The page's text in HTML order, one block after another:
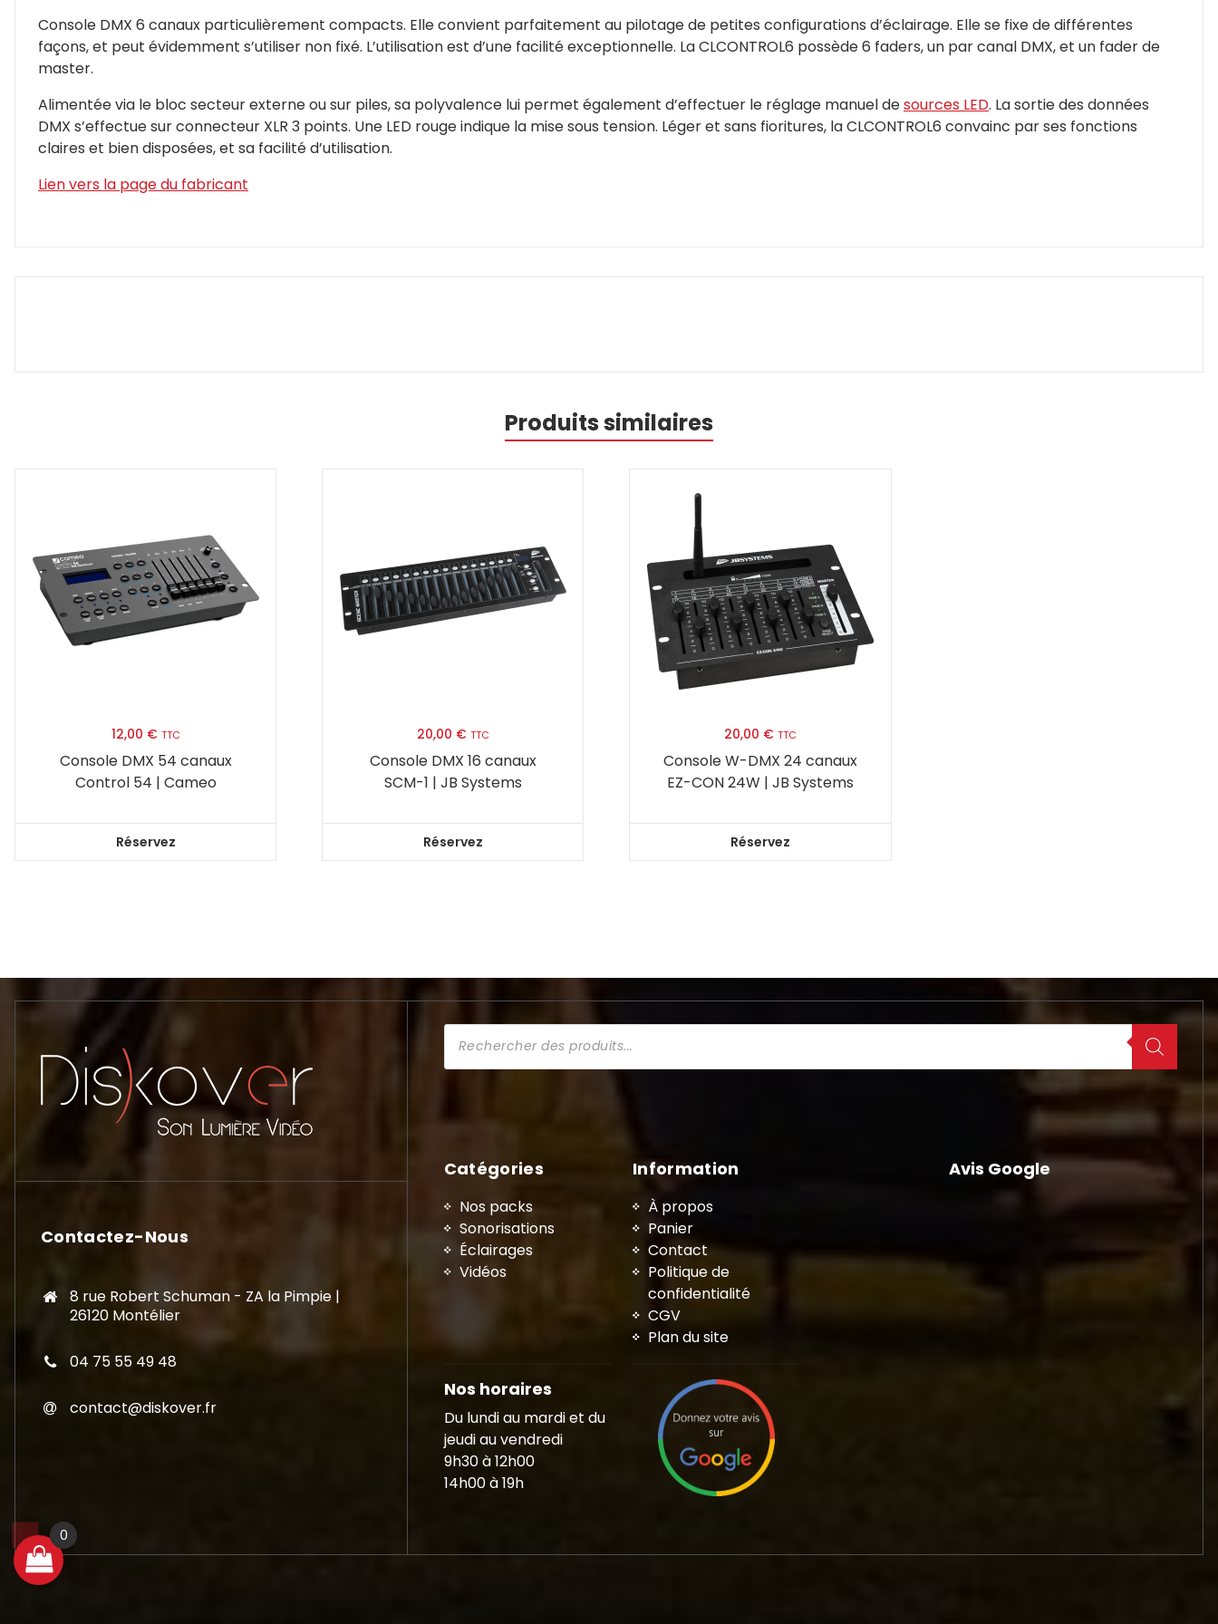
Console DMX 6 canaux particulièrement compacts. Elle convient parfaitement au pilotage de petites configurations d’éclairage. Elle se fixe de différentes
façons, et peut évidemment s’utiliser non fixé. L’utilisation est d’une facilité exceptionnelle. La CLCONTROL6 possède 6 faders, un par canal DMX, et un fader de
master.
Alimentée via le bloc secteur externe ou sur piles, sa polyvalence lui permet également d’effectuer le réglage manuel desources LED. La sortie des données
DMX s’effectue sur connecteur XLR 3 points. Une LED rouge indique la mise sous tension. Léger et sans fioritures, la CLCONTROL6 convainc par ses fonctions
claires et bien disposées, et sa facilité d’utilisation.
Lien vers la page du fabricant
Produits similaires
12,00 € TTC
Console DMX 54 canaux
Control 54 | Cameo
Réservez
20,00 € TTC
Console DMX 16 canaux
SCM-1 | JB Systems
Réservez
20,00 € TTC
Console W-DMX 24 canaux
EZ-CON 24W | JB Systems
Réservez
Contactez-Nous
8 rue Robert Schuman - ZA la Pimpie |
26120 Montélier
04 75 55 49 48
contact@diskover.fr
Recherche
de
Catégories
Nos packs
Sonorisations
Éclairages
Vidéos
Nos horaires
Du lundi au mardi et du
jeudi au vendredi
9h30 à 12h00
14h00 à 19h
Information
À propos
Panier
Contact
Politique de
confidentialité
CGV
Plan du site
Avis Google
0